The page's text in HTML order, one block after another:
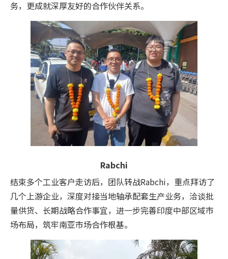
务，更成就深厚友好的合作伙伴关系。
Rabchi
结束多个工业客户走访后，团队转战Rabchi，重点拜访了
几个上游企业，深度对接当地轴承配套生产业务，洽谈批
量供货、长期战略合作事宜，进一步完善印度中部区域市
场布局，筑牢南亚市场合作根基。